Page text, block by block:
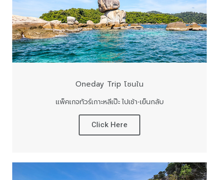
Oneday Trip โซนใน
แพ็คเกจทัวร์เกาะหลีเป๊ะ ไปเช้า-เย็นกลับ
Click Here